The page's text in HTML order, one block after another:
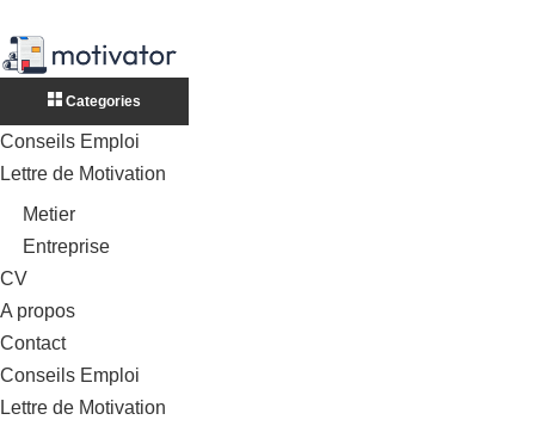
Categories
Conseils Emploi
Lettre de Motivation
Metier
Entreprise
CV
A propos
Contact
Conseils Emploi
Lettre de Motivation